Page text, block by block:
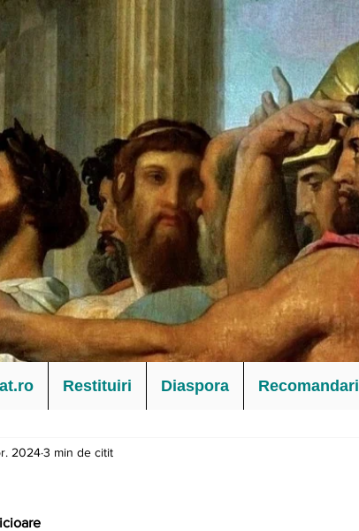
Restituiri Diaspora Recomandari
20243 min de citit